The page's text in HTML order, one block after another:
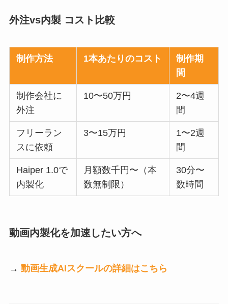
外注vs内製 コスト比較
制作方法 1本あたりのコスト
制作期
間
制作会社に
外注
10〜50万円
2〜4週
間
フリーラン
スに依頼
3〜15万円
1〜2週
間
Haiper 1.0で
内製化
月額数千円〜（本
数無制限）
30分〜
数時間
動画内製化を加速したい方へ
→ 動画生成AIスクールの詳細はこちら